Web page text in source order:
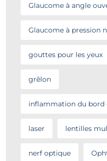
Glaucome à angle
Glaucome à pression
gouttes pour les yeux
grêlon
inflammation du bord
laser lentilles
nerf optique